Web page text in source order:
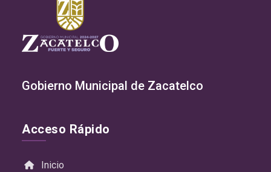
Gobierno Municipal de Zacatelco
Acceso Rápido
Inicio